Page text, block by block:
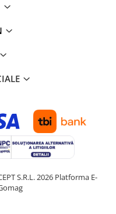
S.R.L. 2026 Platforma E-